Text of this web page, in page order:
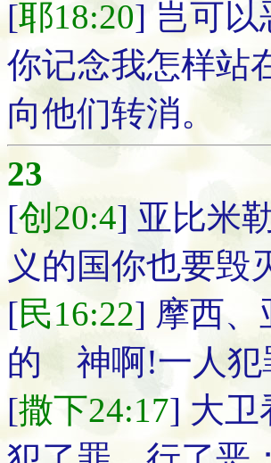
[耶18:20] 岂可以
你记念我怎样站
向他们转消。
23
[创20:4] 亚比米
义的国你也要毁
[民16:22] 摩西
的 神啊!一人犯
[撒下24:17] 大卫